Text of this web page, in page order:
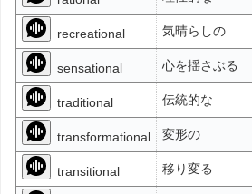
recreational 気晴らしの
sensational 心を揺さぶる
traditional 伝統的な
transformational 変形の
transitional 移り変る